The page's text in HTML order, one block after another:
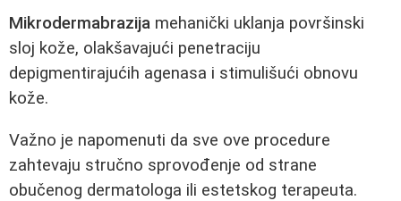
Mikrodermabrazija mehanički uklanja površinski
sloj kože, olakšavajući penetraciju
depigmentirajućih agenasa i stimulišući obnovu
kože.
Važno je napomenuti da sve ove procedure
zahtevaju stručno sprovođenje od strane
obučenog dermatologa ili estetskog terapeuta.